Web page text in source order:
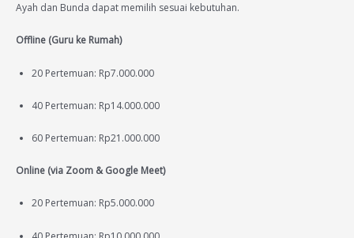
Ayah dan Bunda dapat memilih sesuai kebutuhan.
Offline (Guru ke Rumah)
20 Pertemuan: Rp7.000.000
40 Pertemuan: Rp14.000.000
60 Pertemuan: Rp21.000.000
Online (via Zoom & Google Meet)
20 Pertemuan: Rp5.000.000